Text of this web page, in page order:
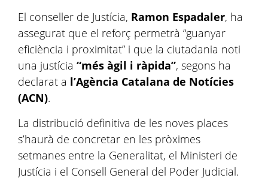
El conseller de Justícia, Ramon Espadaler, ha
assegurat que el reforç permetrà “guanyar
eficiència i proximitat” i que la ciutadania noti
una justícia “més àgil i ràpida”, segons ha
declarat a l’Agència Catalana de Notícies
(ACN).
La distribució definitiva de les noves places
s’haurà de concretar en les pròximes
setmanes entre la Generalitat, el Ministeri de
Justícia i el Consell General del Poder Judicial.